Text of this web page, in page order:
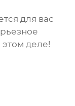
для вас
деле!